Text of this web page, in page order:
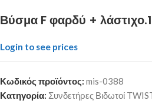
Βύσμα F φαρδύ +
Login to see prices
Κωδικός προϊόντος: mis-0388
Κατηγορία: Συνδετήρες Βιδωτοί